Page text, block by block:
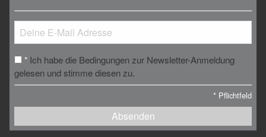
* Ich habe die Bedingungen zur Newsletter-Anmeldung
gelesen und stimme diesen zu.
* Pflichtfeld
Absenden